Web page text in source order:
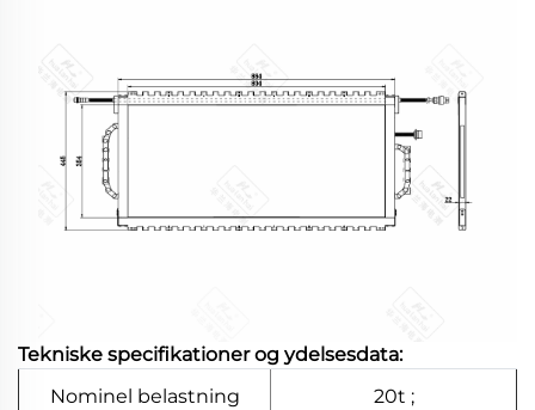
Tekniske specifikationer og ydelsesdata:
Nominel belastning
20t ;